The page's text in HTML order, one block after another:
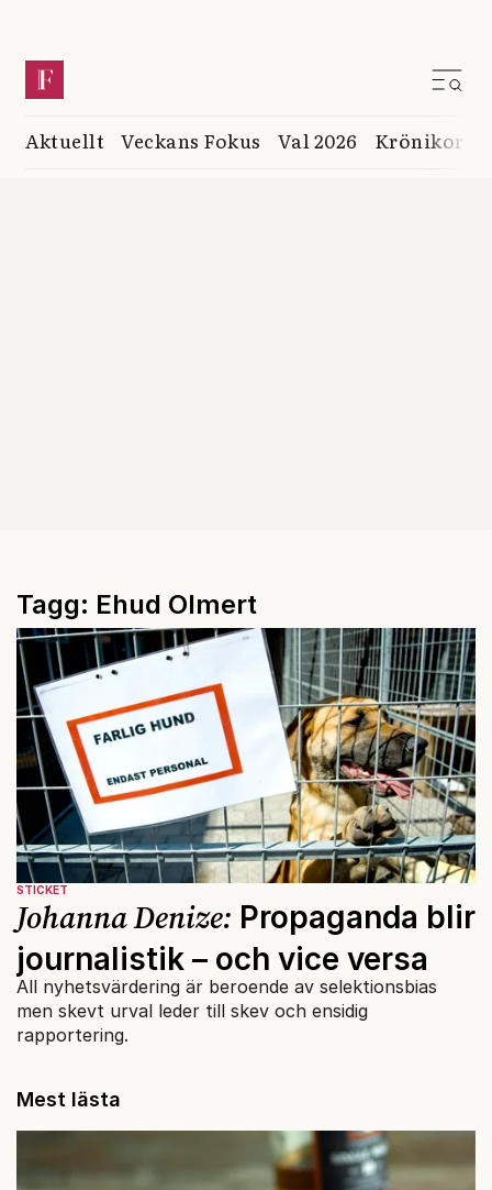
Aktuellt Veckans Fokus Val 2026 Krönikor
Tagg: Ehud Olmert
STICKET
Johanna Denize: Propaganda blir
journalistik – och vice versa
All nyhetsvärdering är beroende av selektionsbias
men skevt urval leder till skev och ensidig
rapportering.
Mest lästa